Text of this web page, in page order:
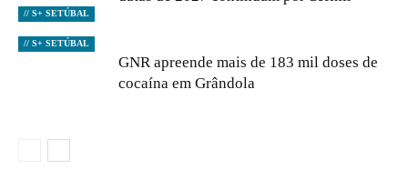
// S+ SETÚBAL
// S+ SETÚBAL
GNR apreende mais de 183 mil doses de
cocaína em Grândola